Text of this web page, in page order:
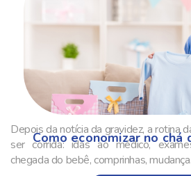
Como economizar no chá
Depois da notícia da gravidez, a rotina
ser corrida: idas ao médico,
chegada do bebê, comprinhas,